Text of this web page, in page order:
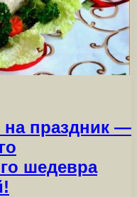
на праздник —
шедевра